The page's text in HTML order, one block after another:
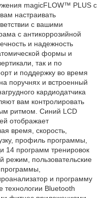
magicFLOW™ PLUS с
настраивать
с вашими
с антикоррозийной
и надежность
формы и
так и по
и поддержку во время
поручнях и встроенный
кардиодатчика
вам контролировать
ритмом. Синий LCD
отображает
время, скорость,
профиль программы,
14 программ тренировок
режим, пользовательские
и программу
технологии Bluetooth